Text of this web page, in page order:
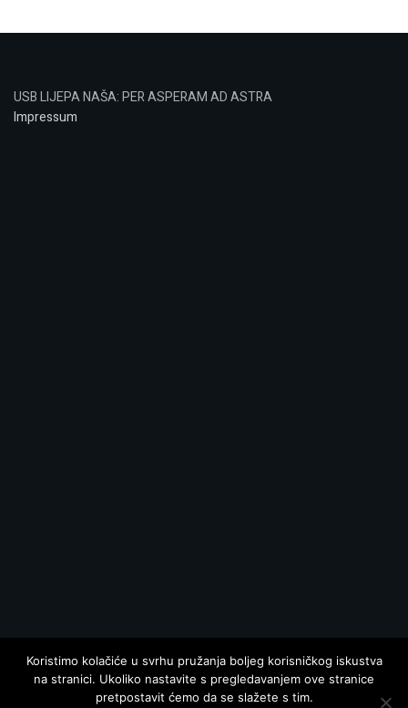
USB LIJEPA NAŠA: PER ASPERAM AD ASTRA
Impressum
Koristimo kolačiće u svrhu pružanja boljeg korisničkog iskustva
na stranici. Ukoliko nastavite s pregledavanjem ove stranice
pretpostavit ćemo da se slažete s tim.